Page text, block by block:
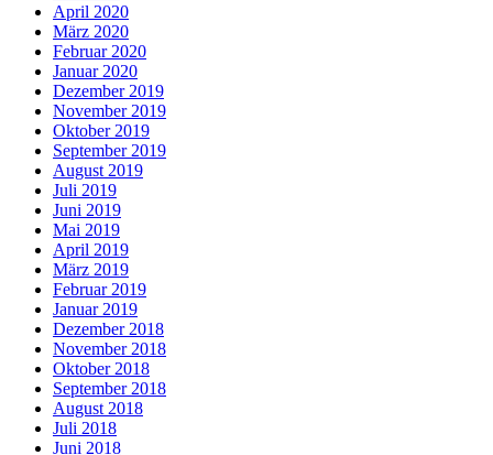
April 2020
März 2020
Februar 2020
Januar 2020
Dezember 2019
November 2019
Oktober 2019
September 2019
August 2019
Juli 2019
Juni 2019
Mai 2019
April 2019
März 2019
Februar 2019
Januar 2019
Dezember 2018
November 2018
Oktober 2018
September 2018
August 2018
Juli 2018
Juni 2018